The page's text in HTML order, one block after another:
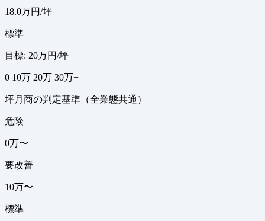
18.0万円/坪
標準
目標: 20万円/坪
0 10万 20万 30万+
坪月商の判定基準（全業態共通）
危険
0万〜
要改善
10万〜
標準